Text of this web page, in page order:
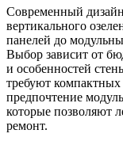
Современный
вертикального
панелей до
Выбор зависит от
и особенностей
требуют
предпочтение
которые позволяют
ремонт.